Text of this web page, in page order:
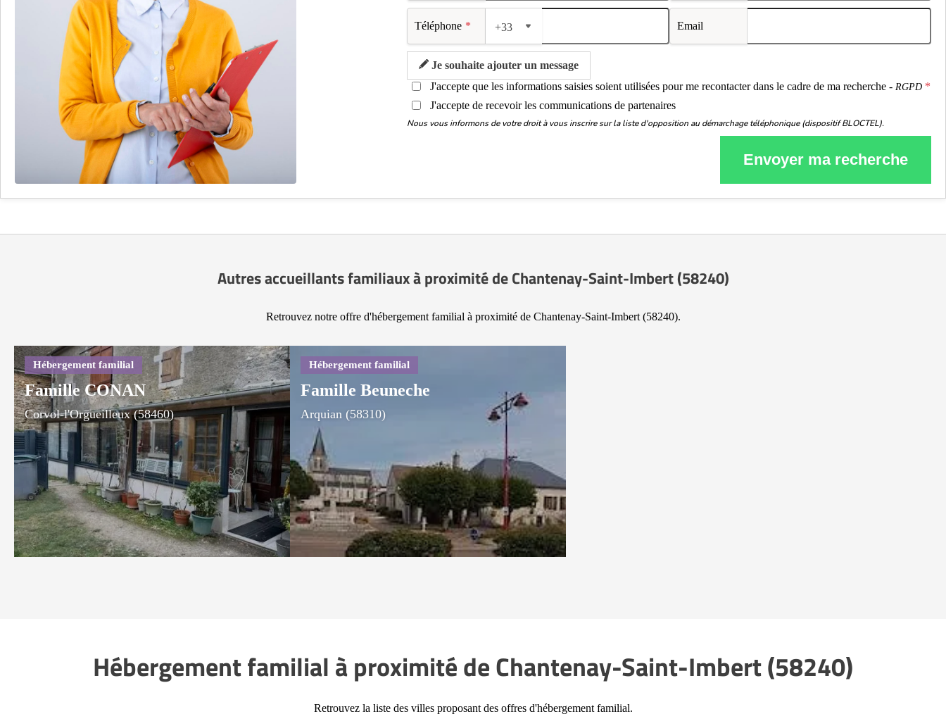
Téléphone * +33 Email
Je souhaite ajouter un message
J'accepte que les informations saisies soient utilisées pour me recontacter dans le cadre de ma recherche - RGPD
J'accepte de recevoir les communications de partenaires
Nous vous informons de votre droit à vous inscrire sur la liste d'opposition au démarchage téléphonique (dispositif BLOCTEL).
Envoyer ma recherche
Autres accueillants familiaux à proximité de Chantenay-Saint-Imbert (58240)
Retrouvez notre offre d'hébergement familial à proximité de Chantenay-Saint-Imbert (58240).
Famille CONAN
Corvol-l'Orgueilleux (58460)
Famille Beuneche
Arquian (58310)
Hébergement familial à proximité de Chantenay-Saint-Imbert (58240)
Retrouvez la liste des villes proposant des offres d'hébergement familial.